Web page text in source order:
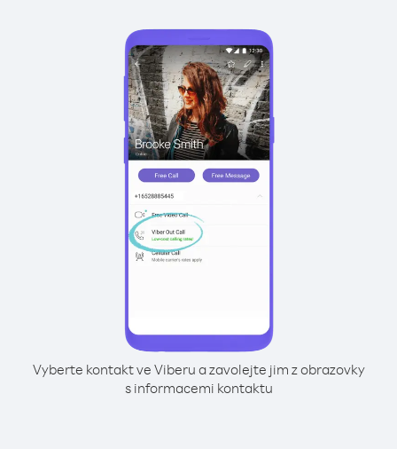
Vyberte kontakt ve Viberu a zavolejte jim z obrazovky
s informacemi kontaktu